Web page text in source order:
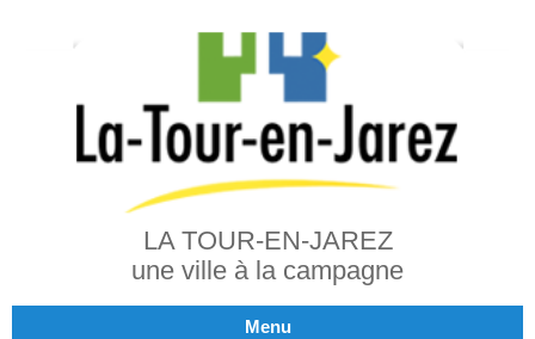
LA TOUR-EN-JAREZ
une ville à la campagne
Menu